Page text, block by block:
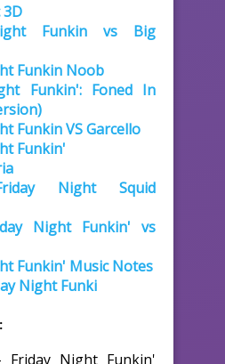
3D
Funkin vs Big
Funkin Noob
Funkin': Foned In
Funkin VS Garcello
Funkin'
Night Squid
Night Funkin' vs
Funkin' Music Notes
Night Funki
Friday Night Funkin'